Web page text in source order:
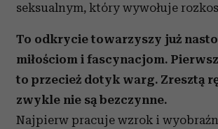
seksualnym, który wywołuje
To odkrycie towarzyszy już
miłościom i fascynacjom.
to przecież dotyk warg. Zresztą
zwykle nie są bezczynne.
Najpierw pracuje wzrok i